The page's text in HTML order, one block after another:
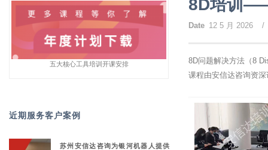
8D培训
Date 12 5 月 2026 /
8D问题解决方法（8
课程由安信达咨询资
五大核心工具培训开课安排
近期服务客户案例
苏州安信达咨询为银河机器人提供